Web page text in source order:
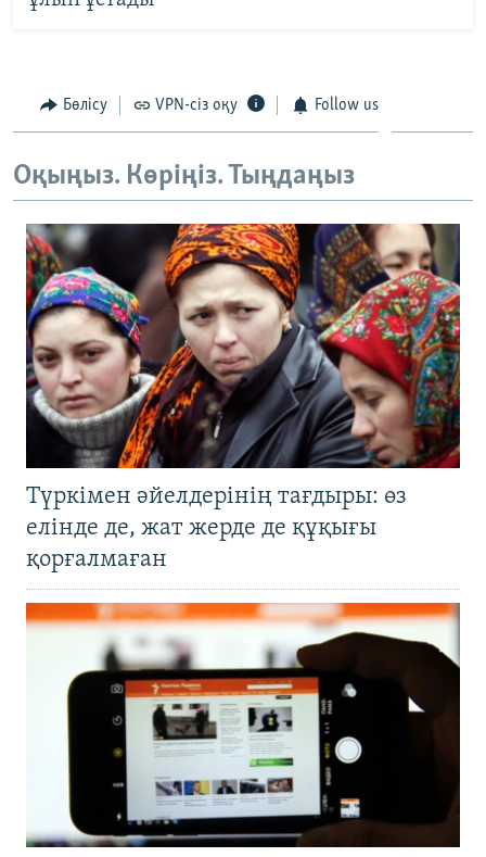
Бөлісу VPN-сіз оқу Follow us
Оқыңыз. Көріңіз. Тыңдаңыз
Түркімен әйелдерінің тағдыры: өз
елінде де, жат жерде де құқығы
қорғалмаған